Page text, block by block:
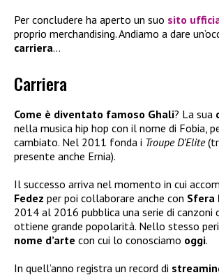
Per concludere ha aperto un suo sito
proprio merchandising. Andiamo a dare
carriera…
Carriera
Come è diventato famoso Ghali? La sua
nella musica hip hop con il nome di Fobia,
cambiato. Nel 2011 fonda i Troupe D’Elite
presente anche Ernia).
Il successo arriva nel momento in cui
Fedez per poi collaborare anche con Sfera
2014 al 2016 pubblica una serie di canzoni
ottiene grande popolarità. Nello stesso
nome d’arte con cui lo conosciamo oggi.
In quell’anno registra un record di